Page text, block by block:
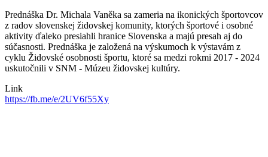
Prednáška Dr. Michala Vaněka sa zameria na ikonických športovcov
z radov slovenskej židovskej komunity, ktorých športové i osobné
aktivity ďaleko presiahli hranice Slovenska a majú presah aj do
súčasnosti. Prednáška je založená na výskumoch k výstavám z
cyklu Židovské osobnosti športu, ktoré sa medzi rokmi 2017 - 2024
uskutočnili v SNM - Múzeu židovskej kultúry.
Link
https://fb.me/e/2UV6f55Xy